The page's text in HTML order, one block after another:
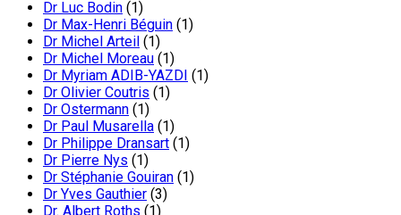
Dr Luc Bodin (1)
Dr Max-Henri Béguin (1)
Dr Michel Arteil (1)
Dr Michel Moreau (1)
Dr Myriam ADIB-YAZDI (1)
Dr Olivier Coutris (1)
Dr Ostermann (1)
Dr Paul Musarella (1)
Dr Philippe Dransart (1)
Dr Pierre Nys (1)
Dr Stéphanie Gouiran (1)
Dr Yves Gauthier (3)
Dr. Albert Roths (1)